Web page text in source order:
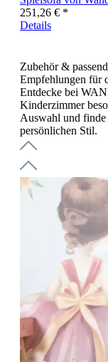
251,26 € *
Details
Zubehör &
Empfehlungen für
Entdecke bei
Kinderzimmer
Auswahl und finde
persönlichen Stil.